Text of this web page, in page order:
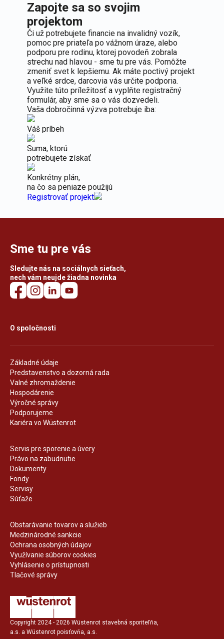
Zapojte sa so svojim
projektom
Či už potrebujete financie na invalidný vozík,
pomoc pre priateľa po vážnom úraze, alebo
podporu pre rodinu, ktorej povodeň zobrala
strechu nad hlavou - sme tu pre vás. Pomôžte
zmeniť svet k lepšiemu. Ak máte poctivý projekt
a veľké srdce, darcovia vás určite podporia.
Využite túto príležitosť a vyplňte registračný
formulár, aby sme sa o vás dozvedeli.
Vaša dobročinná výzva potrebuje iba:
Váš príbeh
Suma, ktorú
potrebujete získať
Konkrétny plán,
na čo sa peniaze použijú
Registrovať projekt
Sme tu pre vás
Sledujte nás na sociálnych sieťach,
nech vám neujde žiadna novinka
O spoločnosti
Základné údaje
Predstavenstvo a dozorná rada
Valné zhromaždenie
Hospodárenie
Výročné správy
Podporujeme
Kariéra vo Wüstenrot
Servis pre sporenie a úvery
Právo na zabudnutie
Dokumenty
Fondy
Servisy
Súťaže
Obstarávanie tovarov a služieb
Medzinárodné sankcie
Ochrana osobných údajov
Využívanie súborov cookies
Vyhlásenie o prístupnosti
Tlačové správy
Copyright 2024 - 2026 Wüstenrot stavebná sporiteľňa,
a.s. a Wüstenrot poisťovňa, a.s.